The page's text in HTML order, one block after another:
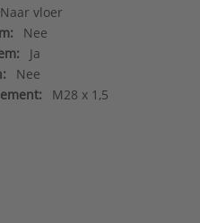
Naar vloer
Nee
Ja
Nee
M28 x 1,5